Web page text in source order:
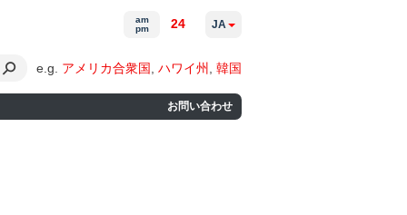
e.g. アメリカ合衆国 ハワイ州 韓国
お問い合わせ
am
pm
24 JA